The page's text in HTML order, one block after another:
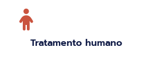
Tratamento humano